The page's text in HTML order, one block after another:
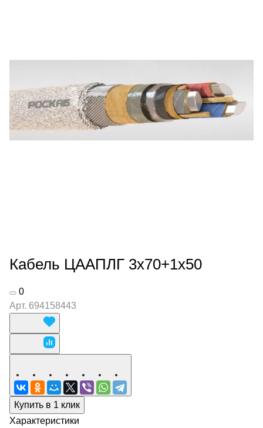
Кабель ЦААПЛГ 3х70+1х50
0
Арт. 694158443
Купить в 1 клик
Характеристики